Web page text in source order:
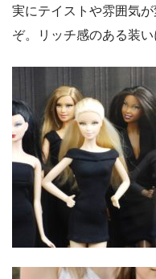
実にテイストや雰囲気
ぞ。リッチ感のある装い